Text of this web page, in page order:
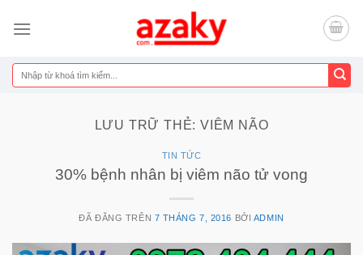
đến
dung
Tìm
kiếm:
LƯU TRỮ THẺ: VIÊM NÃO
TIN TỨC
30% bệnh nhân bị viêm não tử vong
ĐÃ ĐĂNG TRÊN 7 THÁNG 7, 2016 BỞI ADMIN